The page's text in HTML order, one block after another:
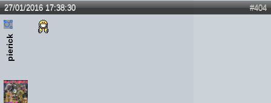
#404
27/01/2016 17:38:30
pierick